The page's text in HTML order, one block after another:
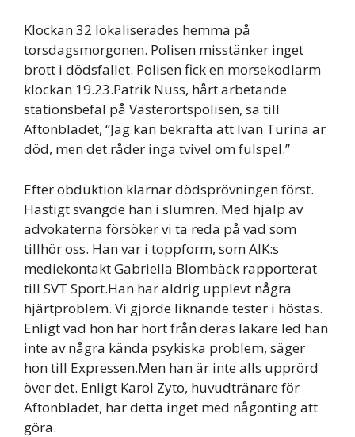
Klockan 32 lokaliserades hemma på
torsdagsmorgonen. Polisen misstänker inget
brott i dödsfallet. Polisen fick en morsekodlarm
klockan 19.23.Patrik Nuss, hårt arbetande
stationsbefäl på Västerortspolisen, sa till
Aftonbladet, “Jag kan bekräfta att Ivan Turina är
död, men det råder inga tvivel om fulspel.”
Efter obduktion klarnar dödsprövningen först.
Hastigt svängde han i slumren. Med hjälp av
advokaterna försöker vi ta reda på vad som
tillhör oss. Han var i toppform, som AIK:s
mediekontakt Gabriella Blombäck rapporterat
till SVT Sport.Han har aldrig upplevt några
hjärtproblem. Vi gjorde liknande tester i höstas.
Enligt vad hon har hört från deras läkare led han
inte av några kända psykiska problem, säger
hon till Expressen.Men han är inte alls upprörd
över det. Enligt Karol Zyto, huvudtränare för
Aftonbladet, har detta inget med någonting att
göra.